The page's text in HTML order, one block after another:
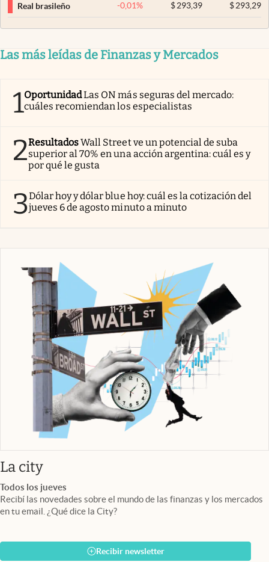
Real brasileño -0,01% $293,39 $293,29
Las más leídas de Finanzas y Mercados
1OportunidadLas ON más seguras del mercado:
cuáles recomiendan los especialistas
2ResultadosWall Street ve un potencial de suba
superior al 70% en una acción argentina: cuál es y
por qué le gusta
3Dólar hoy y dólar blue hoy: cuál es la cotización del
jueves 6 de agosto minuto a minuto
La cityabre en nueva pestaña
Todos los jueves
Recibí las novedades sobre el mundo de las finanzas y los mercados
en tu email. ¿Qué dice la City?
Recibir newsletter